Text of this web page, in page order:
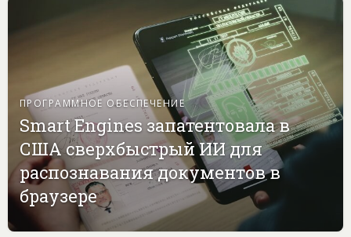
ПРОГРАММНОЕ ОБЕСПЕЧЕНИЕ
Smart Engines запатентовала в
США сверхбыстрый ИИ для
распознавания документов в
браузере